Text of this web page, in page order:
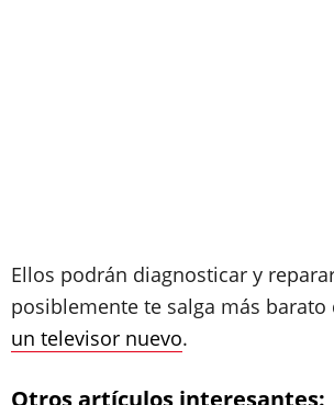
Ellos podrán diagnosticar y
posiblemente te salga más barato
un televisor nuevo.
Otros artículos interesantes: